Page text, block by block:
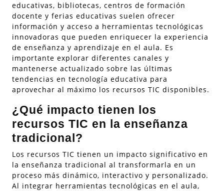
educativas, bibliotecas, centros de formación
docente y ferias educativas suelen ofrecer
información y acceso a herramientas tecnológicas
innovadoras que pueden enriquecer la experiencia
de enseñanza y aprendizaje en el aula. Es
importante explorar diferentes canales y
mantenerse actualizado sobre las últimas
tendencias en tecnología educativa para
aprovechar al máximo los recursos TIC disponibles.
¿Qué impacto tienen los
recursos TIC en la enseñanza
tradicional?
Los recursos TIC tienen un impacto significativo en
la enseñanza tradicional al transformarla en un
proceso más dinámico, interactivo y personalizado.
Al integrar herramientas tecnológicas en el aula,